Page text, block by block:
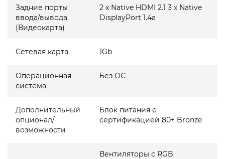
Задние порты
ввода/вывода
(Видеокарта)
2 x Native HDMI 2.1 3 x Native
DisplayPort 1.4a
Сетевая карта 1Gb
Операционная
система
Без ОС
Дополнительный
опционал/
возможности
Блок питания с
сертификацией 80+ Bronze
Вентиляторы с RGB